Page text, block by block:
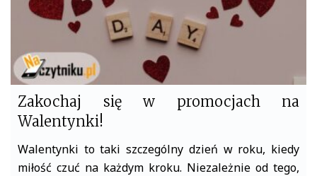
Zakochaj się w promocjach na
Walentynki!
Walentynki to taki szczególny dzień w roku, kiedy
miłość czuć na każdym kroku. Niezależnie od tego,